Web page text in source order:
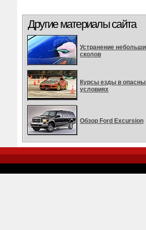
Другие материалы сайта
Устранение
сколов
Курсы езды в
условиях
Обзор Ford Excursion